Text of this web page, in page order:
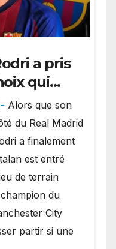
a pris
qui
bruit
Alors que son
du Real Madrid
a finalement
est entré
de terrain
du
City
partir si une